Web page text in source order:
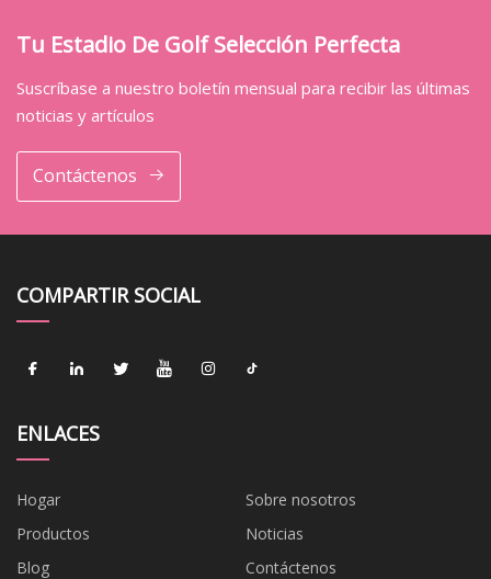
Tu Estadio De Golf Selección Perfecta
Suscríbase a nuestro boletín mensual para recibir las últimas
noticias y artículos
Contáctenos
COMPARTIR SOCIAL
ENLACES
Hogar
Sobre nosotros
Productos
Noticias
Blog
Contáctenos